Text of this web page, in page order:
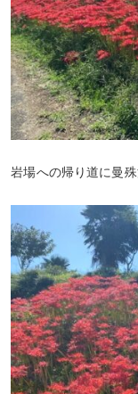
岩場への帰り道に曼殊